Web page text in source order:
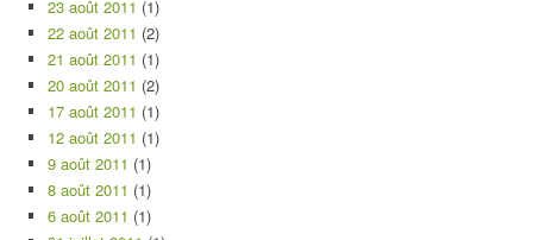
23 août 2011 (1)
22 août 2011 (2)
21 août 2011 (1)
20 août 2011 (2)
17 août 2011 (1)
12 août 2011 (1)
9 août 2011 (1)
8 août 2011 (1)
6 août 2011 (1)